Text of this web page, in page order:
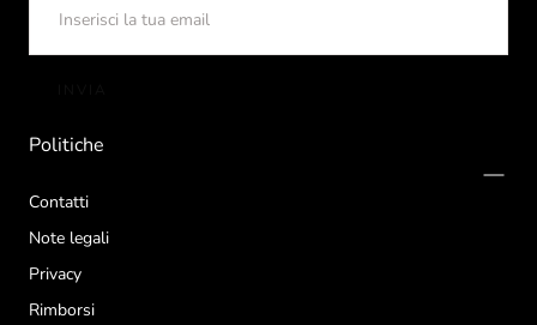
Politiche
Contatti
Note legali
Privacy
Rimborsi